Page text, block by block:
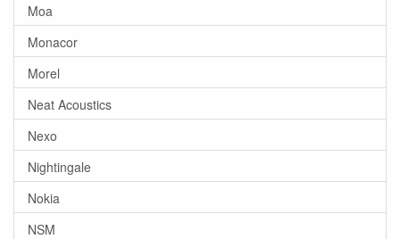
Moa
Monacor
Morel
Neat Acoustics
Nexo
Nightingale
Nokia
NSM